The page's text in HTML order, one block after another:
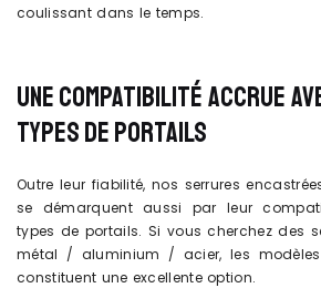
coulissant dans le temps.
UNE COMPATIBILITÉ ACCRUE
TYPES DE PORTAILS
Outre leur fiabilité, nos serrures
se démarquent aussi par leur
types de portails. Si vous cherchez des
métal / aluminium / acier, les modèles
constituent une excellente option.